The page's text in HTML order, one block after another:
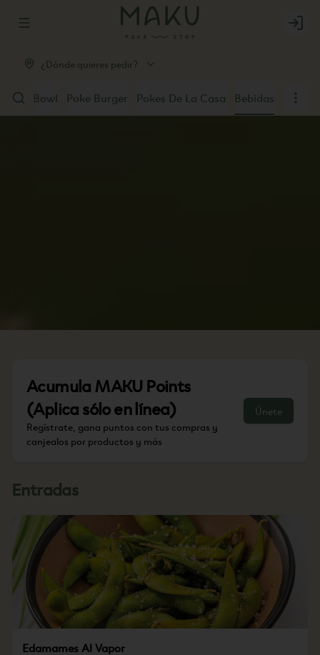
Abrir menu de navegación Login
¿Dónde quieres pedir?
Poke Bowl Poke Burger Pokes De La Casa Bebidas
Acumula MAKU Points
(Aplica sólo en línea)
Regístrate, gana puntos con tus compras y
canjealos por productos y más
Únete
Entradas
Edamames Al Vapor